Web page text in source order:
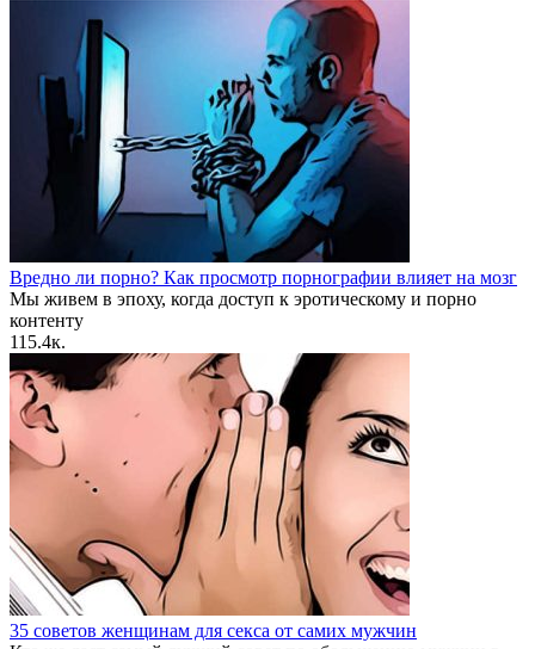
Вредно ли порно? Как просмотр порнографии влияет на мозг
Мы живем в эпоху, когда доступ к эротическому и порно
контенту
115.4к.
35 советов женщинам для секса от самих мужчин